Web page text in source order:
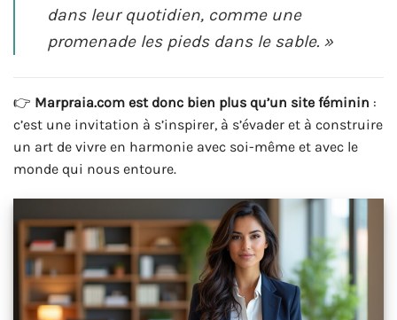
dans leur quotidien, comme une
promenade les pieds dans le sable. »
👉 Marpraia.com est donc bien plus qu’un site féminin :
c’est une invitation à s’inspirer, à s’évader et à construire
un art de vivre en harmonie avec soi-même et avec le
monde qui nous entoure.